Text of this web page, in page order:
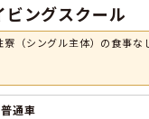
ビングスクール
寮（シングル主体）の食事な
普通車